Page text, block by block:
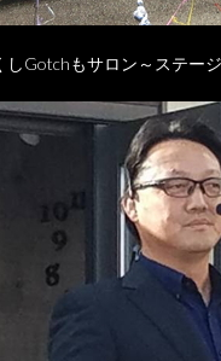
Gotchもサロン～ステー